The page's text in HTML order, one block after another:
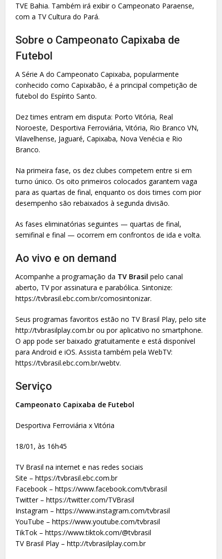
TVE Bahia. Também irá exibir o Campeonato Paraense,
com a TV Cultura do Pará.
Sobre o Campeonato Capixaba de
Futebol
A Série A do Campeonato Capixaba, popularmente
conhecido como Capixabão, é a principal competição de
futebol do Espírito Santo.
Dez times entram em disputa: Porto Vitória, Real
Noroeste, Desportiva Ferroviária, Vitória, Rio Branco VN,
Vilavelhense, Jaguaré, Capixaba, Nova Venécia e Rio
Branco.
Na primeira fase, os dez clubes competem entre si em
turno único. Os oito primeiros colocados garantem vaga
para as quartas de final, enquanto os dois times com pior
desempenho são rebaixados à segunda divisão.
As fases eliminatórias seguintes — quartas de final,
semifinal e final — ocorrem em confrontos de ida e volta.
Ao vivo e on demand
Acompanhe a programação da TV Brasil pelo canal
aberto, TV por assinatura e parabólica. Sintonize:
https://tvbrasil.ebc.com.br/comosintonizar.
Seus programas favoritos estão no TV Brasil Play, pelo site
http://tvbrasilplay.com.br ou por aplicativo no smartphone.
O app pode ser baixado gratuitamente e está disponível
para Android e iOS. Assista também pela WebTV:
https://tvbrasil.ebc.com.br/webtv.
Serviço
Campeonato Capixaba de Futebol
Desportiva Ferroviária x Vitória
18/01, às 16h45
TV Brasil na internet e nas redes sociais
Site – https://tvbrasil.ebc.com.br
Facebook – https://www.facebook.com/tvbrasil
Twitter – https://twitter.com/TVBrasil
Instagram – https://www.instagram.com/tvbrasil
YouTube – https://www.youtube.com/tvbrasil
TikTok – https://www.tiktok.com/@tvbrasil
TV Brasil Play – http://tvbrasilplay.com.br